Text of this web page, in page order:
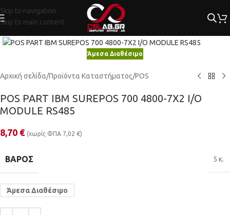
Skip to navigation
Skip to main content
Κλικ για μεγέθυνση
Άμεσα Διαθέσιμο
Αρχική σελίδα/Προϊόντα Καταστήματος/POS
POS PART IBM SUREPOS 700 4800-7X2 I/O
MODULE RS485
8,70 € (χωρίς ΦΠΑ 7,02 €)
ΒΆΡΟΣ 5 κ.
Άμεσα Διαθέσιμο